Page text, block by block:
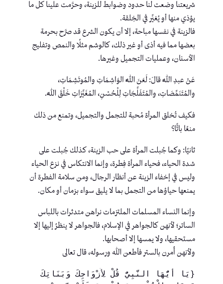
شريعتنا وضعت لنا حدود وضوابط للزينة، وحرَّمت علينا كل ما
يؤذي منها أو يُغيِّر في الخِلقة.
فالزينة في نفسها مباحة، إلا أن يكون الشرع قد صرَّح بحرمة
بعضها مما فيه أذى أو غير ذلك، كالوشم مثلًا والنمص وتفليج
الأسنان، وعمليات التجميل وغيرها.
عَنْ عبدِ اللَّهِ قالَ: لَعَنَ اللَّهُ الوَاشِمَاتِ والمُوتَشِمَاتِ،
والمُتَنَمِّصَاتِ، والمُتَفَلِّجَاتِ لِلْحُسْنِ، المُغَيِّرَاتِ خَلْقَ اللَّهِ.
فكيف تُخلق المرأة مُحبة للتجمل والتجميل، وتمنع من ذلك
منعًا باتًّا؟
ثانيًا: وكما جُبلت المرأة على حب الزينة، كذلك جُبلت على
شدة الحياء، فحياء المرأة فِطرة، وإنما الانتكاس في نزع الحياء
وليس في إخفاء الزينة عن أنظار الرجال، ومن سلامة الفطرة أن
يمنعها حياؤها من التجمل بما لا يليق سواء بزمان أو مكان.
وإنما النساء المسلمات الملتزمات نراهن متدثرات باللباس
الساتر؛ لأنهن كالجواهر في الإسلام، فالجواهر لا ينظرُ إليها إلا
مستحقيها، ولا يمسها إلا أصحابها.
ولأنهن أُمرن بالستر فأطعن الله ورسوله، قال تعالى
{يَا أَيُّهَا النَّبِيُّ قُلْ لِأَزْوَاجِكَ وَبَنَاتِكَ